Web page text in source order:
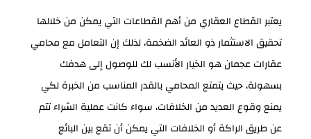
يعتبر القطاع العقاري من أهم القطاعات التي يمكن من خلالها
تحقيق الاستثمار ذو العائد الضخمة، لذلك إن التعامل مع محامي
عقارات عجمان هو الخيار الأنسب لك للوصول إلى هدفك
بسهولة، حيث يتمتع المحامي بالقدر المناسب من الخبرة لكي
يمنع وقوع العديد من الخلافات، سواء كانت عملية الشراء تتم
عن طريق الراكة أو الخلافات التي يمكن أن تقع بين البائع